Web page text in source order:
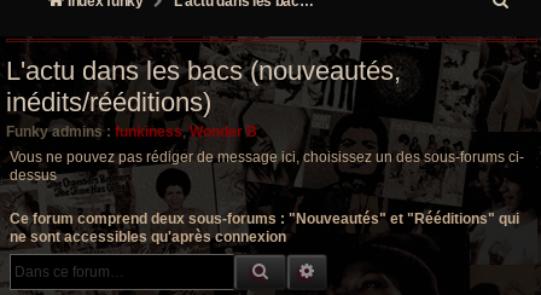
e
e
r
L'actu dans les bacs (nouveautés,
inédits/rééditions)
Funky admins : funkiness,Wonder B
Vous ne pouvez pas rédiger de message ici, choisissez un des sous-forums ci-
dessus
Ce forum comprend deux sous-forums : "Nouveautés" et "Rééditions" qui
ne sont accessibles qu'après connexion
RECHERCHE GROOVY
RECHERCHE AVANCÉE